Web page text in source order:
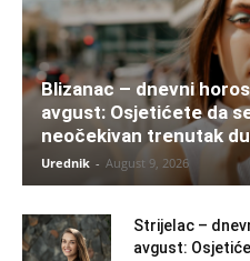
Blizanac – dnevni
avgust: Osjetićete da
neočekivan trenutak
Urednik - August 9, 2026
Strijelac –
avgust: